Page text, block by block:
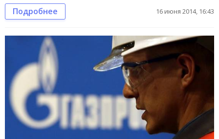
Подробнее 16 июня 2014, 16:43